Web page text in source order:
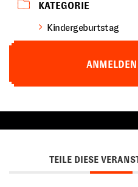
KATEGORIE
Kindergeburtstag
ANMELDEN
TEILE DIESE